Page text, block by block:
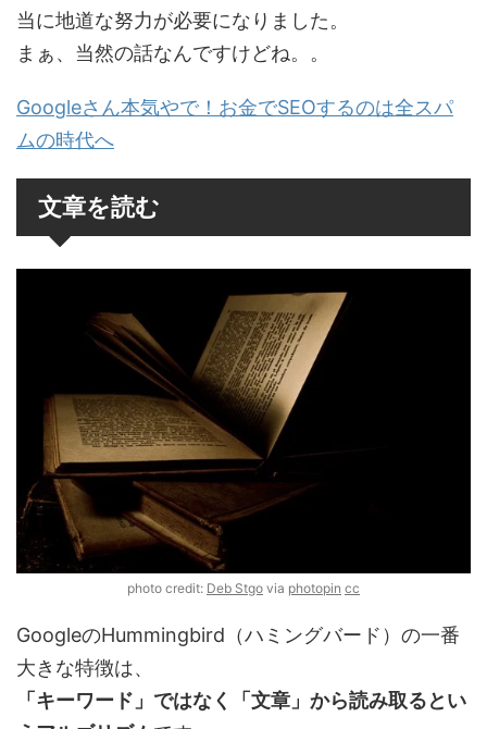
当に地道な努力が必要になりました。
まぁ、当然の話なんですけどね。。
Googleさん本気やで！お金でSEOするのは全スパ
ムの時代へ
文章を読む
photo credit: Deb Stgo via photopin cc
GoogleのHummingbird（ハミングバード）の一番
大きな特徴は、
「キーワード」ではなく「文章」から読み取るとい